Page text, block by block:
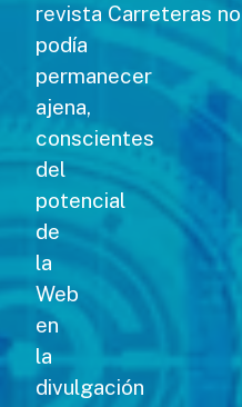
revista Carreteras no
podía
permanecer
ajena,
conscientes
del
potencial
de
la
Web
en
la
divulgación